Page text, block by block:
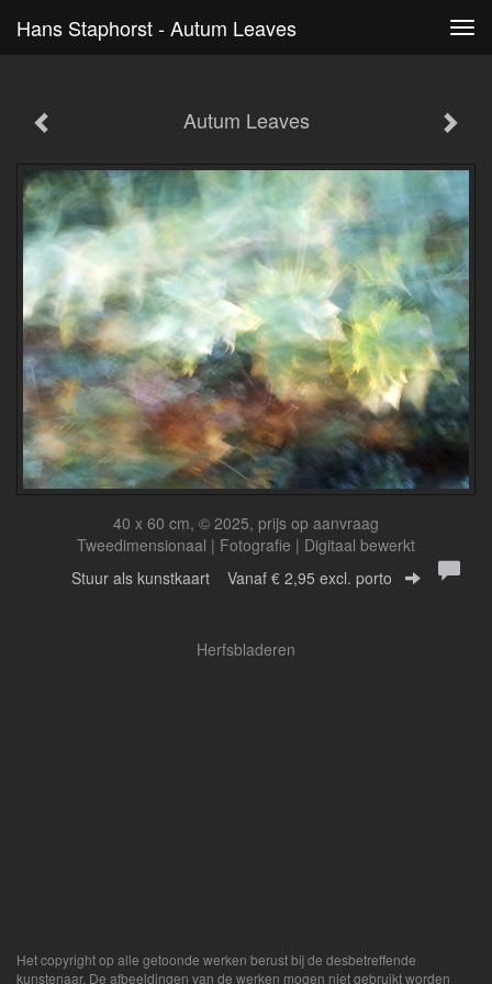
Hans Staphorst - Autum Leaves
Autum Leaves
40 x 60 cm, © 2025, prijs op aanvraag
Tweedimensionaal | Fotografie | Digitaal bewerkt
Stuur als kunstkaart Vanaf € 2,95 excl. porto
Herfsbladeren
Het copyright op alle getoonde werken berust bij de desbetreffende
kunstenaar. De afbeeldingen van de werken mogen niet gebruikt worden